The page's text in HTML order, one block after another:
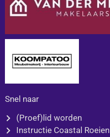
Snel naar
(Proef)lid worden
Instructie Coastal Roeien